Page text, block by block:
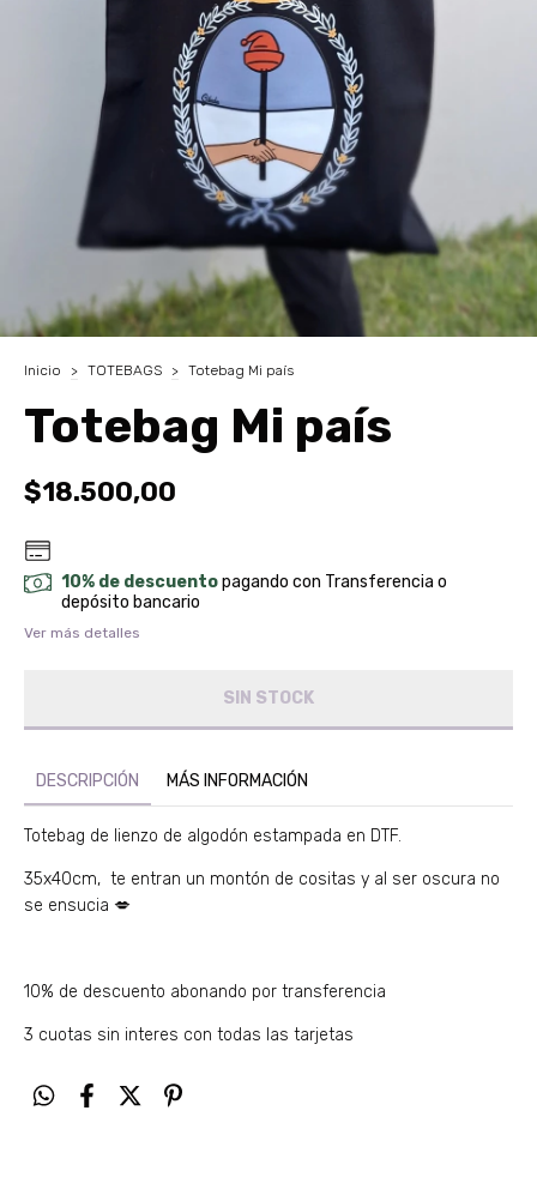
Inicio > TOTEBAGS > Totebag Mi país
Totebag Mi país
$18.500,00
10% de descuentopagando con Transferencia o
depósito bancario
Ver más detalles
DESCRIPCIÓN MÁS INFORMACIÓN
Totebag de lienzo de algodón estampada en DTF.
35x40cm, te entran un montón de cositas y al ser oscura no
se ensucia 💋
10% de descuento abonando por transferencia
3 cuotas sin interes con todas las tarjetas